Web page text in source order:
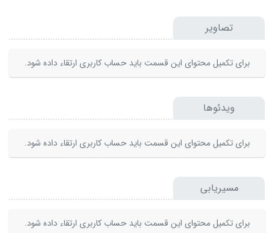
تصاویر
برای تکمیل محتوای این قسمت باید حساب کاربری ارتقاء داده شود.
ویدئوها
برای تکمیل محتوای این قسمت باید حساب کاربری ارتقاء داده شود.
مسیریابی
برای تکمیل محتوای این قسمت باید حساب کاربری ارتقاء داده شود.